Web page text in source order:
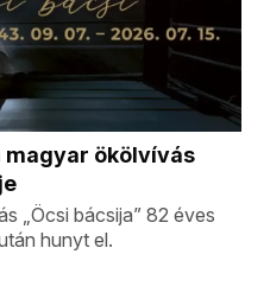
magyar ökölvívás
„Öcsi bácsija” 82 éves
hunyt el.